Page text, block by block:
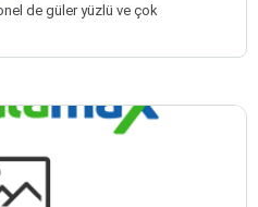
de güler yüzlü ve çok